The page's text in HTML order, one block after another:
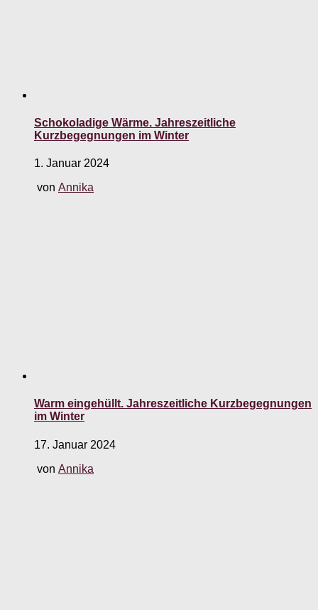
Schokoladige Wärme. Jahreszeitliche
Kurzbegegnungen im Winter
1. Januar 2024
von Annika
Warm eingehüllt. Jahreszeitliche Kurzbegegnungen
im Winter
17. Januar 2024
von Annika